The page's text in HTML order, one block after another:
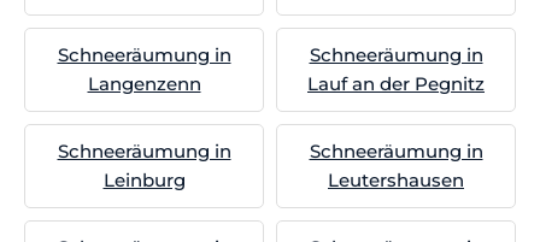
Schneeräumung in
Langenzenn
Schneeräumung in
Lauf an der Pegnitz
Schneeräumung in
Leinburg
Schneeräumung in
Leutershausen